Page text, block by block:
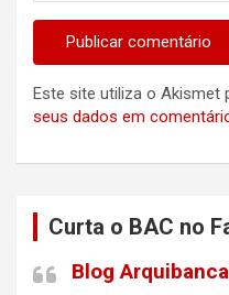
Este site utiliza o Akismet
seus dados em
Curta o BAC no
Blog